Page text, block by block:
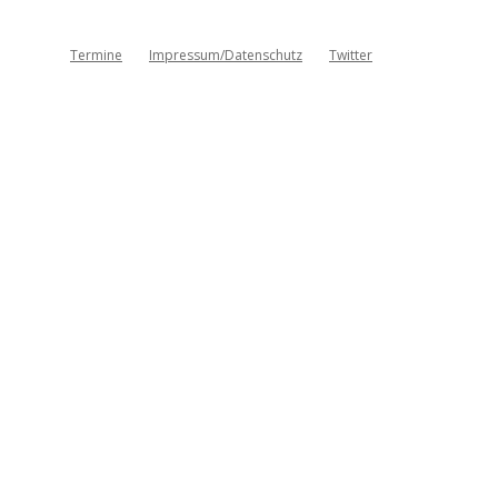
Termine Impressum/Datenschutz Twitter